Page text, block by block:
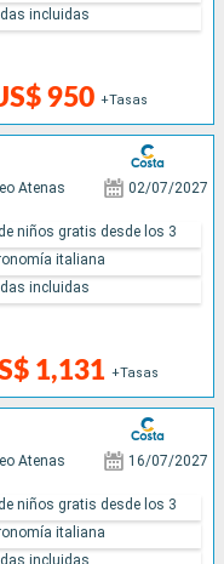
950 +Tasas
incluidas
Atenas 02/07/2027
1,131 +Tasas
niños gratis desde los 3
italiana
incluidas
Atenas 16/07/2027
niños gratis desde los 3
italiana
incluidas